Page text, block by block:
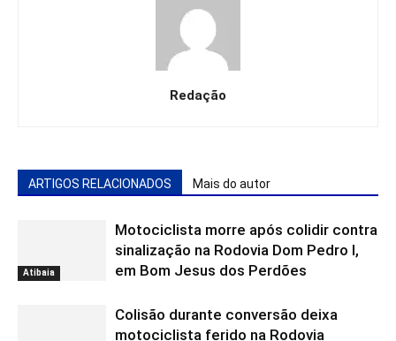
Redação
ARTIGOS RELACIONADOS Mais do autor
Atibaia
Motociclista morre após colidir contra
sinalização na Rodovia Dom Pedro I,
em Bom Jesus dos Perdões
Colisão durante conversão deixa
motociclista ferido na Rodovia